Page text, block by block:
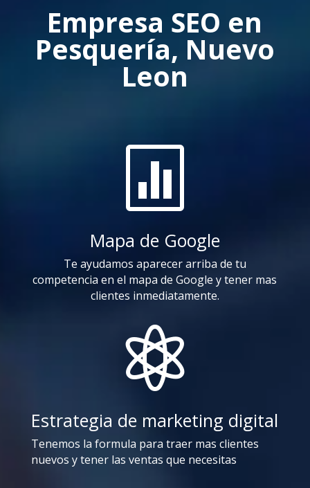
Empresa SEO en
Pesquería, Nuevo
Leon

Mapa de Google
Te ayudamos aparecer arriba de tu
competencia en el mapa de Google y tener mas
clientes inmediatamente.

Estrategia de marketing digital
Tenemos la formula para traer mas clientes
nuevos y tener las ventas que necesitas